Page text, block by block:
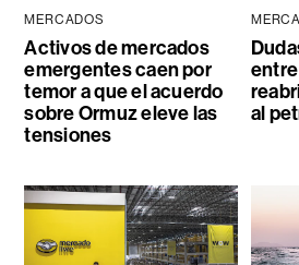
MERCADOS
Activos de mercados
emergentes caen por
temor a que el acuerdo
sobre Ormuz eleve las
tensiones
entre
al